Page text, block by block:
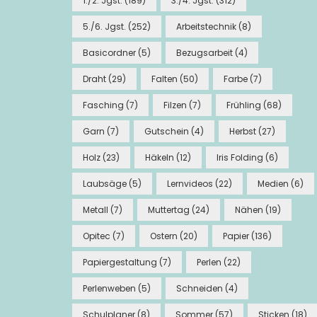
5./6. Jgst. (252) Arbeitstechnik (8)
Basicordner (5) Bezugsarbeit (4)
Draht (29) Falten (50) Farbe (7)
Fasching (7) Filzen (7) Frühling (68)
Garn (7) Gutschein (4) Herbst (27)
Holz (23) Häkeln (12) Iris Folding (6)
Laubsäge (5) Lernvideos (22) Medien (6)
Metall (7) Muttertag (24) Nähen (19)
Opitec (7) Ostern (20) Papier (136)
Papiergestaltung (7) Perlen (22)
Perlenweben (5) Schneiden (4)
Schulplaner (8) Sommer (57) Sticken (18)